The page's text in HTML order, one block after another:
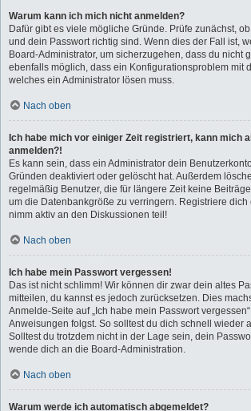
Warum kann ich mich nicht anmelden?
Dafür gibt es viele mögliche Gründe. Prüfe zunächst,
und dein Passwort richtig sind. Wenn dies der Fall ist,
Board-Administrator, um sicherzugehen, dass du nicht
ebenfalls möglich, dass ein Konfigurationsproblem mit
welches ein Administrator lösen muss.
Nach oben
Ich habe mich vor einiger Zeit registriert, kann mich
anmelden?!
Es kann sein, dass ein Administrator dein
Gründen deaktiviert oder gelöscht hat. Außerdem
regelmäßig Benutzer, die für längere Zeit keine
um die Datenbankgröße zu verringern. Registriere dich
nimm aktiv an den Diskussionen teil!
Nach oben
Ich habe mein Passwort vergessen!
Das ist nicht schlimm! Wir können dir zwar dein altes
mitteilen, du kannst es jedoch zurücksetzen. Dies
Anmelde-Seite auf „Ich habe mein Passwort
Anweisungen folgst. So solltest du dich schnell wieder
Solltest du trotzdem nicht in der Lage sein, dein
wende dich an die Board-Administration.
Nach oben
Warum werde ich automatisch abgemeldet?